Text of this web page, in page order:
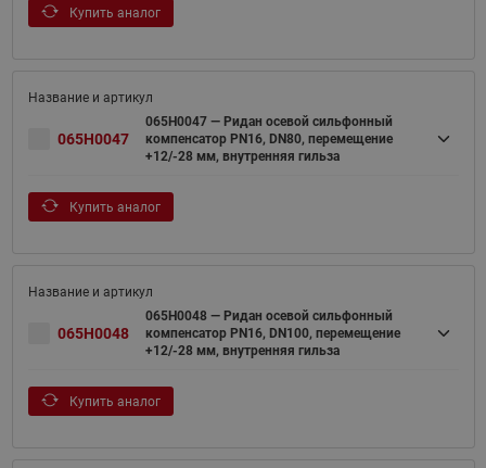
Купить аналог
065H0047
065H0047 — Ридан осевой сильфонный
компенсатор PN16, DN80, перемещение
+12/-28 мм, внутренняя гильза
Купить аналог
065H0048
065H0048 — Ридан осевой сильфонный
компенсатор PN16, DN100, перемещение
+12/-28 мм, внутренняя гильза
Купить аналог